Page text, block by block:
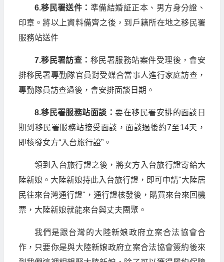
6.移民署送件： 準備結婚証正本、男方身分證、
印章。將以上資料備齊之後，到戶籍所在地之移民署
服務站送件
7.移民署訪查： 移民署服務站案件受理後，會安
排移民署專勤隊官員對受媒合當事人進行家庭訪查，
專勤隊員訪查過後，會安排面談日期。
8.移民署服務站面談：要在移民署安排的面談日
期到移民署服務站接受面談，面談過後約7至14天，
即核發女方“入台旅行證”。
領到入台旅行證之後，將女方入台旅行證寄給大
陸新娘。大陸新娘持此入台旅行證，即可申請"大陸居
民往來台灣通行證"，通行證核發後，購買來台來回機
票，大陸新娘就能來台與丈夫團聚。
我們是跟台灣的大陸新娘政府立案合法協會合
作，只要你是與大陸新娘政府立案合法協會簽約後來